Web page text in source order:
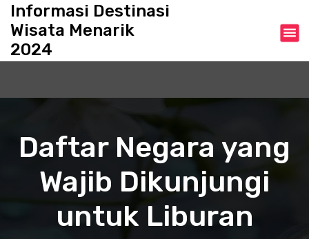
c
Informasi Destinasi
Wisata Menarik
2024
Daftar Negara yang
Wajib Dikunjungi
untuk Liburan